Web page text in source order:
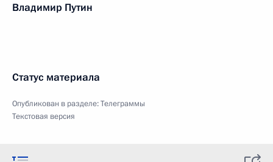
Владимир Путин
Статус материала
Опубликован в разделе:Телеграммы
Текстовая версия